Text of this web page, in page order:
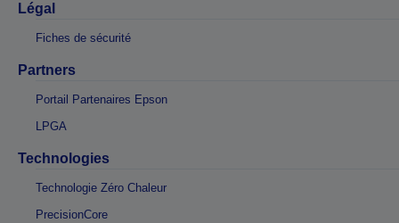
Légal
Fiches de sécurité
Partners
Portail Partenaires Epson
LPGA
Technologies
Technologie Zéro Chaleur
PrecisionCore